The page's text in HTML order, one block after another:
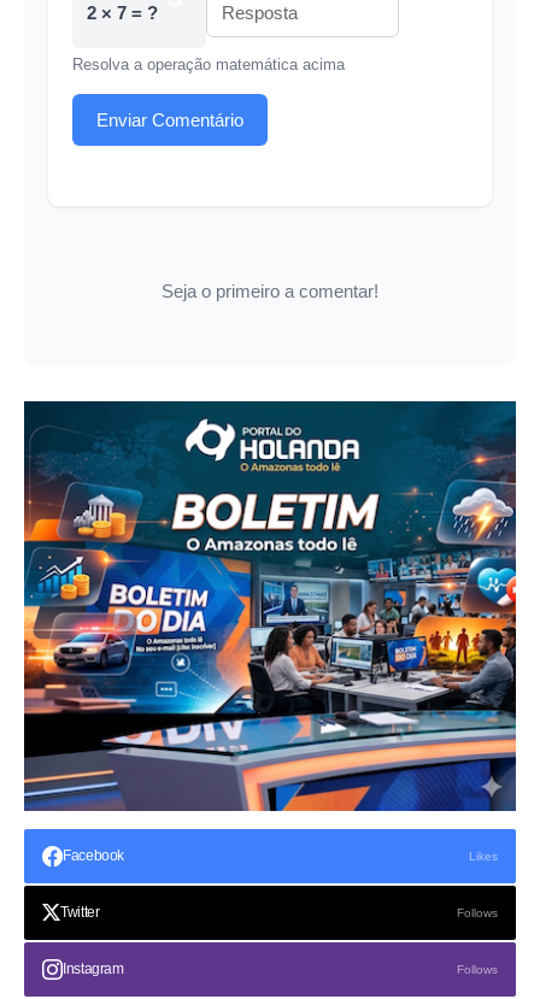
2 × 7 = ?
Resolva a operação matemática acima
Enviar Comentário
Seja o primeiro a comentar!
Facebook Likes
Twitter Follows
Instagram Follows